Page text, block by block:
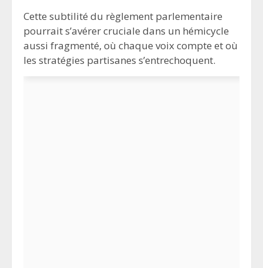
Cette subtilité du règlement parlementaire
pourrait s’avérer cruciale dans un hémicycle
aussi fragmenté, où chaque voix compte et où
les stratégies partisanes s’entrechoquent.